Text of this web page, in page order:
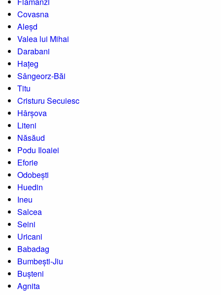
Covasna
Aleșd
Valea lui Mihai
Darabani
Hațeg
Sângeorz-Băi
Titu
Cristuru Secuiesc
Hârșova
Liteni
Năsăud
Podu Iloaiei
Eforie
Odobești
Huedin
Ineu
Salcea
Seini
Uricani
Babadag
Bumbești-Jiu
Bușteni
Agnita